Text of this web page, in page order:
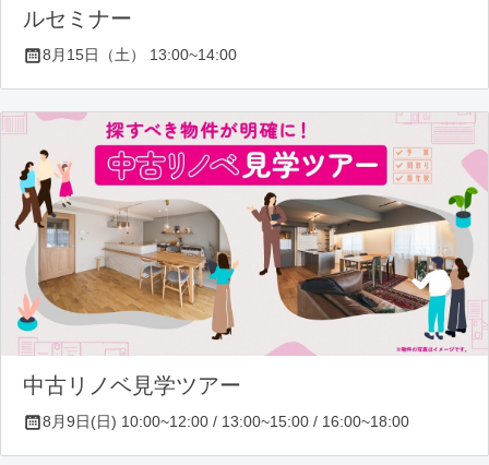
ルセミナー
8月15日（土） 13:00~14:00
中古リノベ見学ツアー
8月9日(日) 10:00~12:00 / 13:00~15:00 / 16:00~18:00